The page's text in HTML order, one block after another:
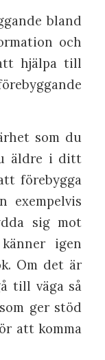
bland
och
hjälpa till
som du
äldre i ditt
förebygga
sig mot
igen
Om det är
till väga så
ger stöd
att komma